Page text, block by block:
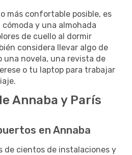
más confortable posible, es
y una almohada
de cuello al dormir
considera llevar algo de
novela, una revista de
o tu laptop para trabajar
Annaba y París
en Annaba
de cientos de instalaciones y